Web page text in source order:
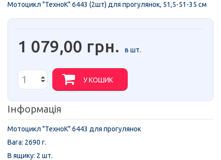
Мотоцикл "ТехноК" 6443 (2шт) для прогулянок, 51,5-51-35 см
1 079,00 грн. в шт.
У КОШИК
Інформація
Мотоцикл "ТехноК" 6443 для прогулянок
Вага: 2690 г.
В ящику: 2 шт.